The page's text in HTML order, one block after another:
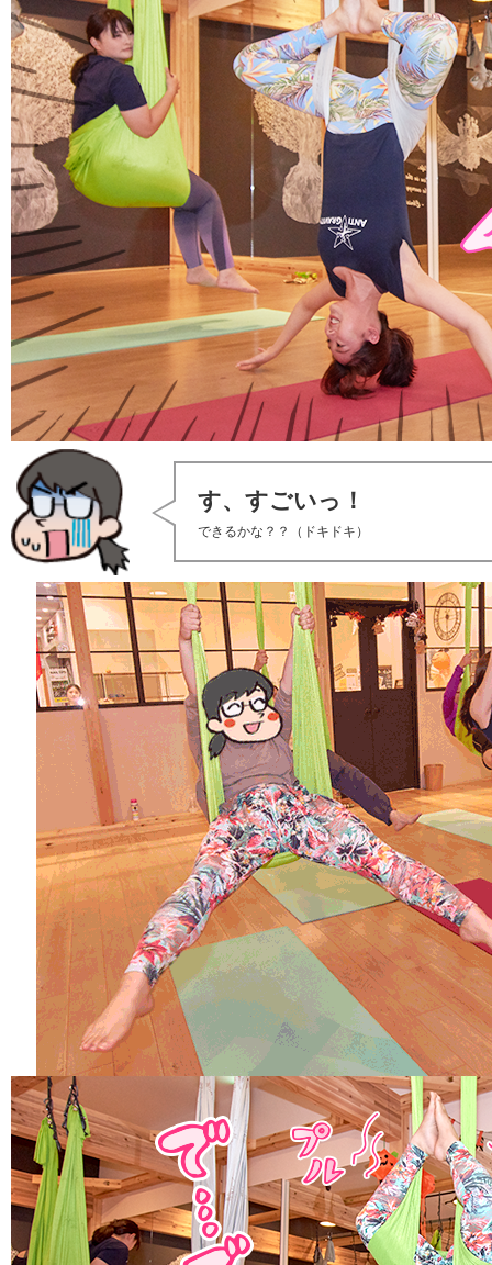
す、すごいっ！
できるかな？？（ドキドキ）